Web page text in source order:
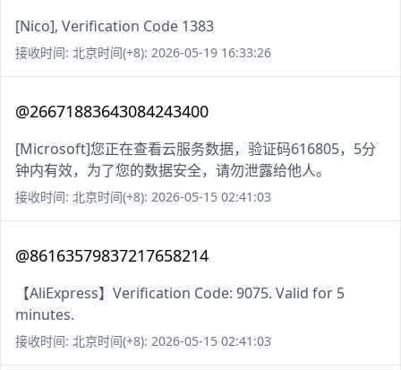
[Nico], Verification Code 1383
接收时间: 北京时间(+8): 2026-05-19 16:33:26
@26671883643084243400
[Microsoft]您正在查看云服务数据，验证码616805，5分
钟内有效，为了您的数据安全，请勿泄露给他人。
接收时间: 北京时间(+8): 2026-05-15 02:41:03
@86163579837217658214
【AliExpress】Verification Code: 9075. Valid for 5
minutes.
接收时间: 北京时间(+8): 2026-05-15 02:41:03